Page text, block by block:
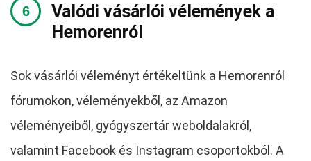
Valódi vásárlói vélemények a
Hemorenról
Sok vásárlói véleményt értékeltünk a Hemorenról
fórumokon, véleményekből, az Amazon
véleményeiből, gyógyszertár weboldalakról,
valamint Facebook és Instagram csoportokból. A